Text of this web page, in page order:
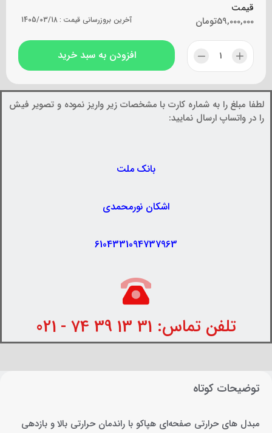
قیمت
تومان59,000,000 آخرین بروزرسانی قیمت :1405/03/18
افزودن به سبد خرید
لطفا مبلغ را به شماره کارت با مشخصات زیر واریز نموده و تصویر فیش
را در واتساپ ارسال نمایید:
بانک ملت
اشکان نورمحمدی
6104331094737963
تلفن تماس: 31 13 39 74 - 021
توضیحات کوتاه
مبدل های حرارتی صفحه‌ای هپاکو با راندمان حرارتی بالا و بازدهی